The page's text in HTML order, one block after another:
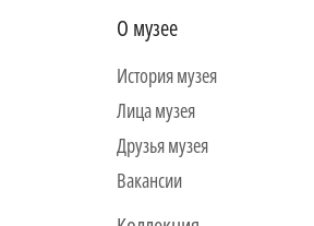
О музее
История музея
Лица музея
Друзья музея
Вакансии